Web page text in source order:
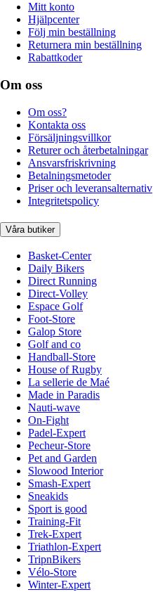
Mitt konto
Hjälpcenter
Följ min beställning
Returnera min beställning
Rabattkoder
Om oss
Om oss?
Kontakta oss
Försäljningsvillkor
Returer och återbetalningar
Ansvarsfriskrivning
Betalningsmetoder
Priser och leveransalternativ
Integritetspolicy
Våra butiker
Basket-Center
Daily Bikers
Direct Running
Direct-Volley
Espace Golf
Foot-Store
Galop Store
Golf and co
Handball-Store
House of Rugby
La sellerie de Maé
Made in Paradis
Nauti-wave
On-Fight
Padel-Expert
Pecheur-Store
Pet and Garden
Slowood Interior
Smash-Expert
Sneakids
Sport is good
Training-Fit
Trek-Expert
Triathlon-Expert
TripnBikers
Vélo-Store
Winter-Expert